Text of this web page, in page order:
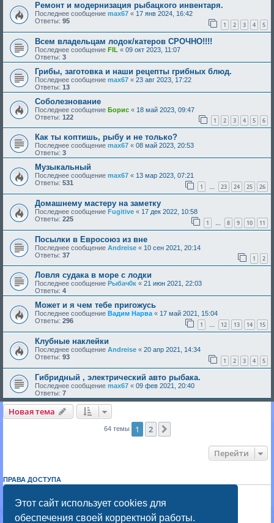
Этот сайт использует cookies для
обеспечения своей корректной работы.
Ремонт и модернизация рыбацкого инвентаря.
Последнее сообщение max67 « 17 янв 2024, 16:42
Ответы: 95 1 2 3 4 5
Всем владельцам лодок/катеров СРОЧНО!!!!
Последнее сообщение FIL « 09 окт 2023, 11:07
Ответы: 3
Грибы, заготовка и наши рецепты грибных блюд.
Последнее сообщение max67 « 23 авг 2023, 17:22
Ответы: 13
Соболезнование
Последнее сообщение Борис « 18 май 2023, 09:47
Ответы: 122 1 2 3 4 5 6
Как ты коптишь, рыбу и не только?
Последнее сообщение max67 « 08 май 2023, 20:53
Ответы: 3
Музыкальный
Последнее сообщение max67 « 13 мар 2023, 07:21
Ответы: 531 1 … 23 24 25 26
Домашнему мастеру на заметку
Последнее сообщение Fugitive « 17 дек 2022, 10:58
Ответы: 225 1 … 8 9 10 11
Посылки в Евросоюз из вне
Последнее сообщение Andreise « 10 сен 2021, 20:14
Ответы: 37 1 2
Ловля судака в море с лодки
Последнее сообщение Рыбач0к « 21 июн 2021, 22:03
Ответы: 4
Может и я чем тебе пригожусь
Последнее сообщение Вадим Нарва « 17 май 2021, 15:04
Ответы: 296 1 … 12 13 14 15
Клубные наклейки
Последнее сообщение Andreise « 20 апр 2021, 14:34
Ответы: 93 1 2 3 4 5
Гибридный , электрический авто рыбака.
Последнее сообщение max67 « 09 фев 2021, 20:40
Ответы: 7
Новая тема
64 темы 1 2
Перейти
ПРАВА ДОСТУПА
не можете отвечать на сообщения
не можетередактировать свои сообщения
не можетеудалять свои сообщения